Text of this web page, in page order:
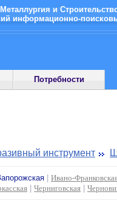
Металлургия и
информационно-
Потребности
инструмент
Ивано-
Черниговская